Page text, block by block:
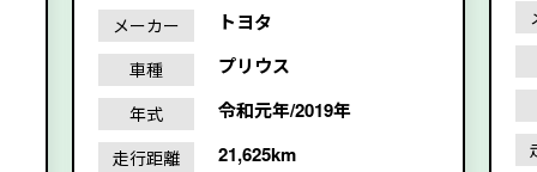
メーカー トヨタ
車種 プリウス
年式 令和元年/2019年
走行距離 21,625km